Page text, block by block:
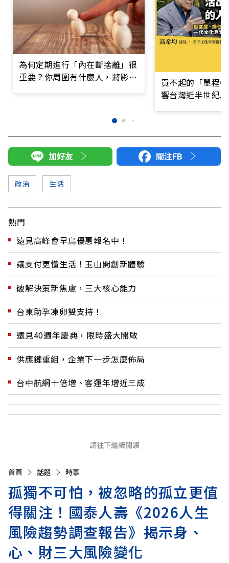
為何定期進行「內在斷捨離」很
重要？你周圍有什麼人，將影響
買不起的「單程
響台灣近半世紀
加好友 關注FB
政治 生活
熱門
遠見高峰會早鳥優惠報名中！
讓支付更懂生活！玉山開創新體驗
破解決策新焦慮，三大核心能力
台東助孕凍卵雙支持！
遠見40週年慶典，限時盛大開啟
供應鏈重組，企業下一步怎麼佈局
台中航網十倍增、客運年增近三成
請往下繼續閱讀
首頁 話題 時事
孤獨不可怕，被忽略的孤立更值
得關注！國泰人壽《2026人生
風險趨勢調查報告》揭示身、
心、財三大風險變化